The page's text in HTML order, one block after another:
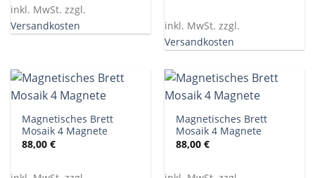
inkl. MwSt. zzgl.
Versandkosten
inkl. MwSt. zzgl.
Versandkosten
Magnetisches Brett
Mosaik 4 Magnete
88,00€
Magnetisches Brett
Mosaik 4 Magnete
88,00€